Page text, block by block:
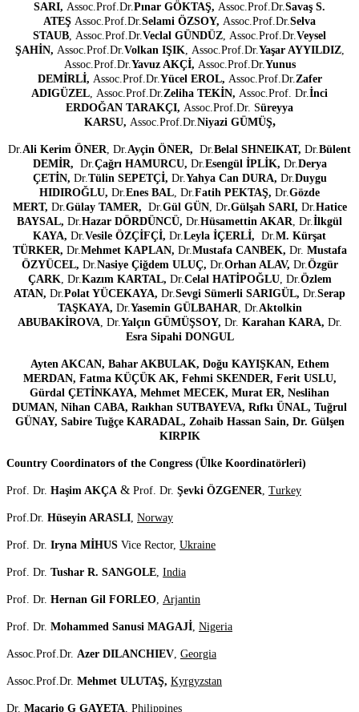
SARI, Assoc.Prof.Dr.Pınar GÖKTAŞ, Assoc.Prof.Dr.Savaş S.
ATEŞ Assoc.Prof.Dr.Selami ÖZSOY, Assoc.Prof.Dr.Selva
STAUB, Assoc.Prof.Dr.Veclal GÜNDÜZ, Assoc.Prof.Dr.Veysel
ŞAHİN, Assoc.Prof.Dr.Volkan IŞIK, Assoc.Prof.Dr.Yaşar AYYILDIZ,
Assoc.Prof.Dr.Yavuz AKÇİ, Assoc.Prof.Dr.Yunus
DEMİRLİ, Assoc.Prof.Dr.Yücel EROL, Assoc.Prof.Dr.Zafer
ADIGÜZEL, Assoc.Prof.Dr.Zeliha TEKİN, Assoc.Prof. Dr.İnci
ERDOĞAN TARAKÇI, Assoc.Prof.Dr. Süreyya
KARSU, Assoc.Prof.Dr.Niyazi GÜMÜŞ,
Dr.Ali Kerim ÖNER, Dr.Ayçin ÖNER, Dr.Belal SHNEIKAT, Dr.Bülent
DEMİR, Dr.Çağrı HAMURCU, Dr.Esengül İPLİK, Dr.Derya
ÇETİN, Dr.Tülin SEPETÇİ, Dr.Yahya Can DURA, Dr.Duygu
HIDIROĞLU, Dr.Enes BAL, Dr.Fatih PEKTAŞ, Dr.Gözde
MERT, Dr.Gülay TAMER, Dr.Gül GÜN, Dr.Gülşah SARI, Dr.Hatice
BAYSAL, Dr.Hazar DÖRDÜNCÜ, Dr.Hüsamettin AKAR, Dr.İlkgül
KAYA, Dr.Vesile ÖZÇİFÇİ, Dr.Leyla İÇERLİ, Dr.M. Kürşat
TÜRKER, Dr.Mehmet KAPLAN, Dr.Mustafa CANBEK, Dr. Mustafa
ÖZYÜCEL, Dr.Nasiye Çiğdem ULUÇ, Dr.Orhan ALAV, Dr.Özgür
ÇARK, Dr.Kazım KARTAL, Dr.Celal HATİPOĞLU, Dr.Özlem
ATAN, Dr.Polat YÜCEKAYA, Dr.Sevgi Sümerli SARIGÜL, Dr.Serap
TAŞKAYA, Dr.Yasemin GÜLBAHAR, Dr.Aktolkin
ABUBAKİROVA, Dr.Yalçın GÜMÜŞSOY, Dr. Karahan KARA, Dr.
Esra Sipahi DONGUL
Ayten AKCAN, Bahar AKBULAK, Doğu KAYIŞKAN, Ethem
MERDAN, Fatma KÜÇÜK AK, Fehmi SKENDER, Ferit USLU,
Gürdal ÇETİNKAYA, Mehmet MECEK, Murat ER, Neslihan
DUMAN, Nihan CABA, Raıkhan SUTBAYEVA, Rıfkı ÜNAL, Tuğrul
GÜNAY, Sabire Tuğçe KARADAL, Zohaib Hassan Sain, Dr. Gülşen
KIRPIK
Country Coordinators of the Congress (Ülke Koordinatörleri)
Prof. Dr. Haşim AKÇA & Prof. Dr. Şevki ÖZGENER, Turkey
Prof.Dr. Hüseyin ARASLI, Norway
Prof. Dr. Iryna MİHUS Vice Rector, Ukraine
Prof. Dr. Tushar R. SANGOLE, India
Prof. Dr. Hernan Gil FORLEO, Arjantin
Prof. Dr. Mohammed Sanusi MAGAJİ, Nigeria
Assoc.Prof.Dr. Azer DILANCHIEV, Georgia
Assoc.Prof.Dr. Mehmet ULUTAŞ, Kyrgyzstan
Dr. Macario G GAYETA, Philippines